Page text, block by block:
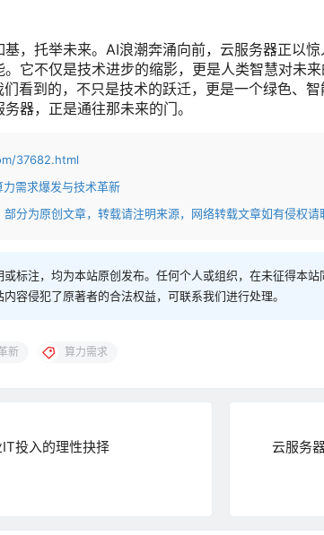
基，托举未来。AI浪潮奔涌向前，云服务器正
它不仅是技术进步的缩影，更是人类智慧对未
看到的，不只是技术的跃迁，更是一个绿色、
器，正是通往那未来的门。
37682.html
需求爆发与技术革新
分为原创文章，转载请注明来源，网络转载文章如有侵权请
标注，均为本站原创发布。任何个人或组织，在未征得本
容侵犯了原著者的合法权益，可联系我们进行处理。
新 算力需求
投入的理性抉择 云服务